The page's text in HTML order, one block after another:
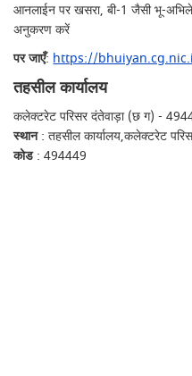
आनलाईन पर खसरा, बी-1 जैसी भू-
अनुकरण करें
पर जाएँ: https://
तहसील कार्यालय
कलेक्टरेट परिसर दंतेवाड़ा (छ ग) -
स्थान: तहसील कार्यालय,कलेक्टरेट
कोड: 494449